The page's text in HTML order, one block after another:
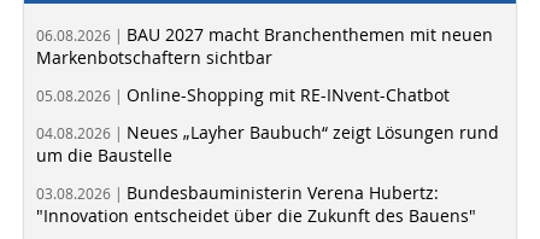
06.08.2026 | BAU 2027 macht Branchenthemen mit neuen
Markenbotschaftern sichtbar
05.08.2026 | Online-Shopping mit RE-INvent-Chatbot
04.08.2026 | Neues „Layher Baubuch“ zeigt Lösungen rund
um die Baustelle
03.08.2026 | Bundesbauministerin Verena Hubertz:
"Innovation entscheidet über die Zukunft des Bauens"